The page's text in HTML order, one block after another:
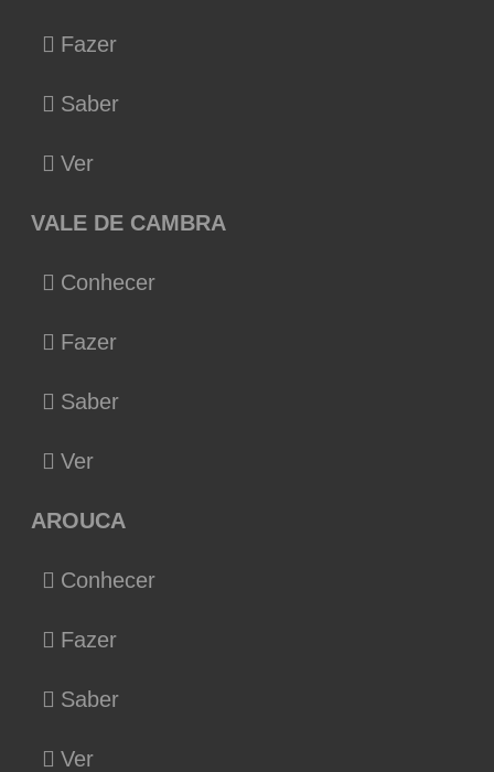
Fazer
Saber
Ver
VALE DE CAMBRA
Conhecer
Fazer
Saber
Ver
AROUCA
Conhecer
Fazer
Saber
Ver